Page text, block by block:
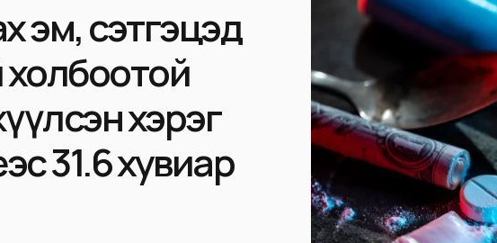
эм, сэтгэцэд
холбоотой
хэрэг
31.6 хувиар